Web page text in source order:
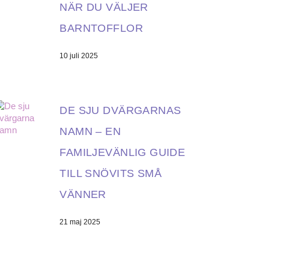
NÄR DU VÄLJER
BARNTOFFLOR
10 juli 2025
DE SJU DVÄRGARNAS
NAMN – EN
FAMILJEVÄNLIG GUIDE
TILL SNÖVITS SMÅ
VÄNNER
21 maj 2025